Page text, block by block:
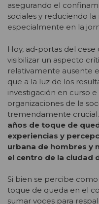
asegurando el
sociales y reduciendo
especialmente en la
Hoy, ad-portas del
visibilizar un aspecto
relativamente ausente
que a la luz de los
investigación en curso
organizaciones de la
tremendamente crucial.
años de toque de
experiencias y
urbana de hombres y
el centro de la ciudad
Si bien se percibe
toque de queda en el
sumar voces para